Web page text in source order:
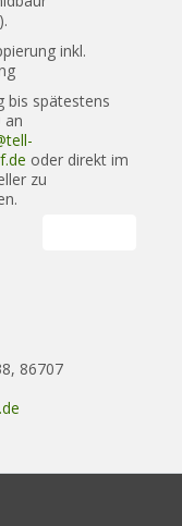
inkl.
bis spätestens
an
oder direkt im
zu
86707